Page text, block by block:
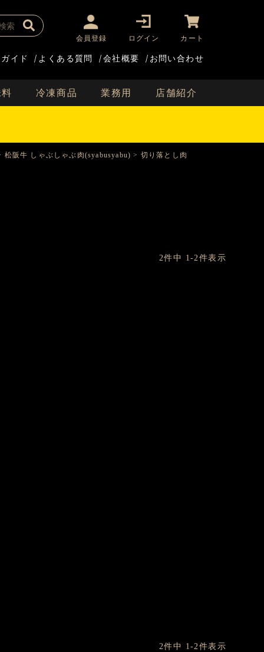
会員登録 ログイン カート
イド / よくある質問 /会社概要 / お問い合わせ
冷凍商品 業務用 店舗紹介
松阪牛 しゃぶしゃぶ肉(syabusyabu) 切り落とし肉
2件中 1-2件表示
2件中 1-2件表示